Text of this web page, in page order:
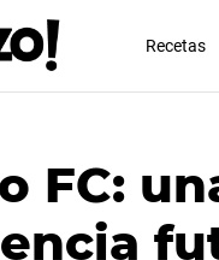
Recetas
FC: